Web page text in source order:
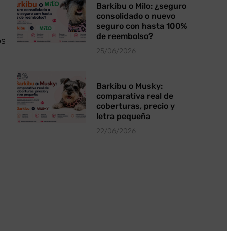
Barkibu o Milo: ¿seguro
consolidado o nuevo
seguro con hasta 100%
de reembolso?
25/06/2026
Barkibu o Musky:
comparativa real de
coberturas, precio y
letra pequeña
22/06/2026